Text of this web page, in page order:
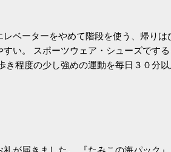
ベーターをやめて階段を使う、帰りは
い。 スポーツウェア・シューズです
程度の少し強めの運動を毎日３０分以
果があるという。 正田教授は「汗ばむ
毎日３０分の早歩きで改善 筑波大「減